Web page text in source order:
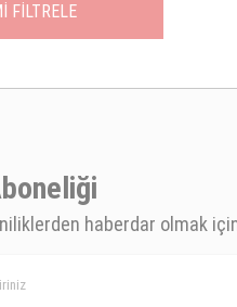
FILTRELE
haberdar olmak